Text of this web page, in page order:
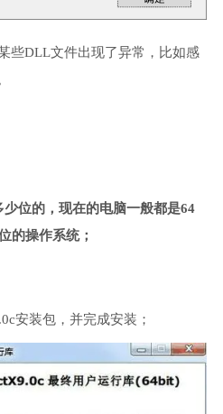
些DLL文件出现了异常，比如感
位的，现在的电脑一般都是64
的操作系统；
安装包，并完成安装；